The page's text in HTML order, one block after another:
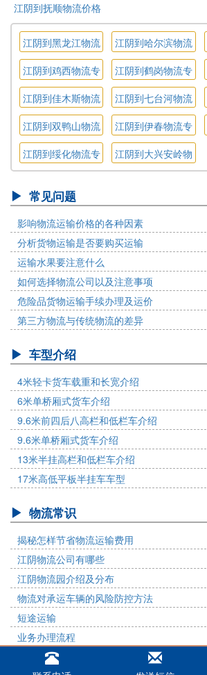
江阴到抚顺物流价格
江阴到黑龙江物流
专线
江阴到哈尔滨物流
专线
江阴到鸡西物流专
线
江阴到鹤岗物流专
线
江阴到佳木斯物流
专线
江阴到七台河物流
专线
江阴到双鸭山物流
专线
江阴到伊春物流专
线
江阴到绥化物流专
线
江阴到大兴安岭物
流专线
常见问题
影响物流运输价格的各种因素
分析货物运输是否要购买运输
运输水果要注意什么
如何选择物流公司以及注意事项
危险品货物运输手续办理及运价
第三方物流与传统物流的差异
车型介绍
4米轻卡货车载重和长宽介绍
6米单桥厢式货车介绍
9.6米前四后八高栏和低栏车介绍
9.6米单桥厢式货车介绍
13米半挂高栏和低栏车介绍
17米高低平板半挂车车型
物流常识
揭秘怎样节省物流运输费用
江阴物流公司有哪些
江阴物流园介绍及分布
物流对承运车辆的风险防控方法
短途运输
业务办理流程
© Copyright 2016-2019 铁骑物流. All